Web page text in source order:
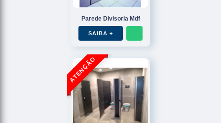
Parede Divisoria Mdf
SAIBA +